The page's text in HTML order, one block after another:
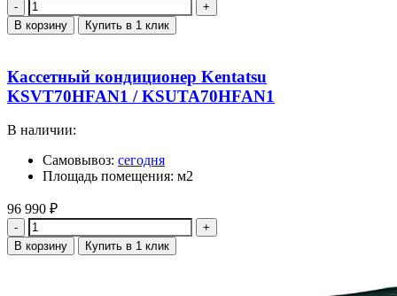
Количество
В корзину Купить в 1 клик
Кассетный кондиционер Kentatsu
KSVT70HFAN1 / KSUTA70HFAN1
В наличии:
Самовывоз: сегодня
Площадь помещения: м2
96 990 ₽
Количество
В корзину Купить в 1 клик